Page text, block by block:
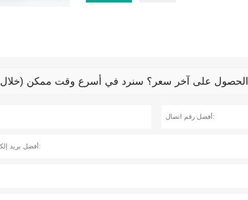
الحصول على آخر سعر؟ سنرد في أسرع وقت ممكن (خلال 12 ساعة)